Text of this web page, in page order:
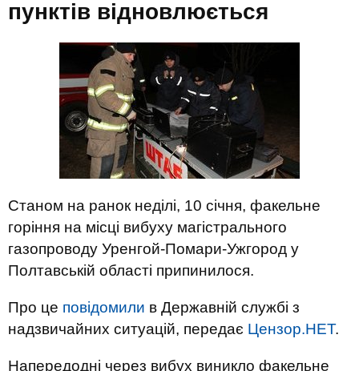
пунктів відновлюється
Станом на ранок неділі, 10 січня, факельне
горіння на місці вибуху магістрального
газопроводу Уренгой-Помари-Ужгород у
Полтавській області припинилося.
Про це повідомили в Державній службі з
надзвичайних ситуацій, передає Цензор.НЕТ.
Напередодні через вибух виникло факельне